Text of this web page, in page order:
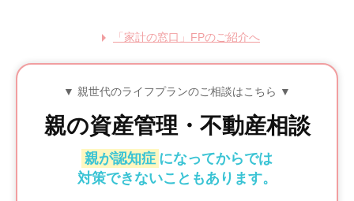
「家計の窓口」FPのご紹介へ
▼ 親世代のライフプランのご相談はこちら ▼
親の資産管理・不動産相談
親が認知症 になってからでは
対策できないこともあります。